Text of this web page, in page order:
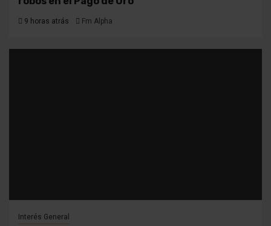
9 horas atrás Fm Alpha
Interés General